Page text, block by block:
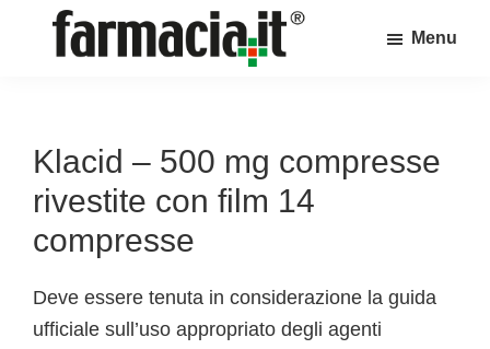
sul
mondo
della
farmacia
Menu
Klacid – 500 mg compresse
rivestite con film 14
compresse
Deve essere tenuta in considerazione la guida
ufficiale sull’uso appropriato degli agenti